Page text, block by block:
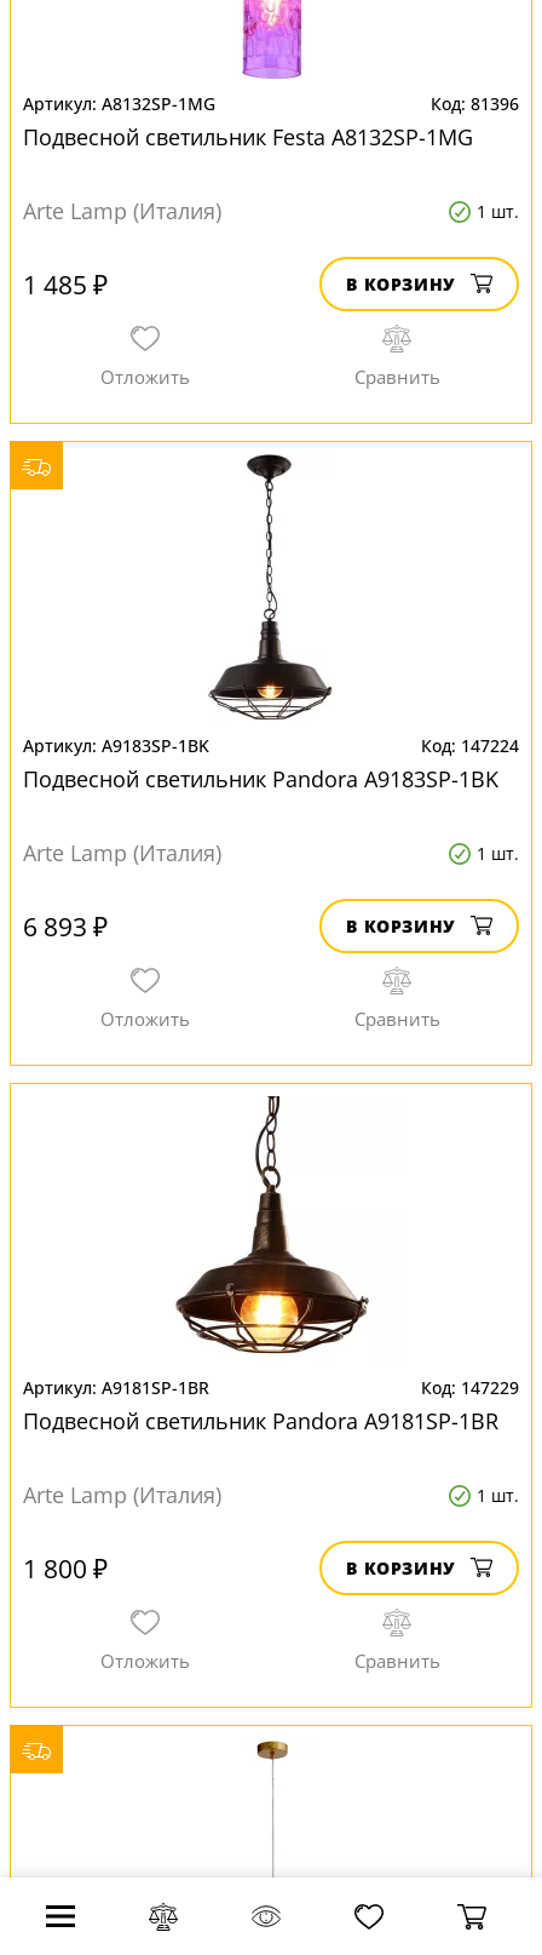
A8132SP-1MG 81396
Подвесной светильник Festa A8132SP-1MG
Arte Lamp (Италия) 1 шт.
1 485 ₽ В КОРЗИНУ
A9183SP-1BK 147224
Подвесной светильник Pandora A9183SP-1BK
Arte Lamp (Италия) 1 шт.
6 893 ₽ В КОРЗИНУ
A9181SP-1BR 147229
Подвесной светильник Pandora A9181SP-1BR
Arte Lamp (Италия) 1 шт.
1 800 ₽ В КОРЗИНУ